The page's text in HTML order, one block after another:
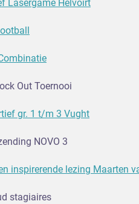
Lasergame Helvoirt
Out Toernooi
gr. 1 t/m 3 Vught
NOVO 3
inspirerende lezing Maarten
stagiaires